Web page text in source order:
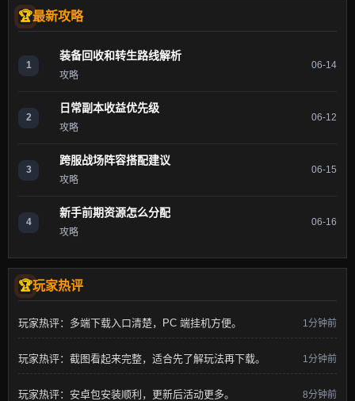
最新攻略
1
装备回收和转生路线解析
攻略
06-14
2
日常副本收益优先级
攻略
06-12
3
跨服战场阵容搭配建议
攻略
06-15
4
新手前期资源怎么分配
攻略
06-16
玩家热评
玩家热评：多端下载入口清楚，PC 端挂机方便。 1分钟前
玩家热评：截图看起来完整，适合先了解玩法再下载。 1分钟前
玩家热评：安卓包安装顺利，更新后活动更多。 8分钟前